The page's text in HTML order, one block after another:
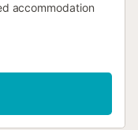
accommodation